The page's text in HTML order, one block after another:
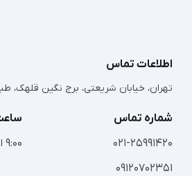
اطلاعات تماس
تهران، خیابان شریعتی، برج نگین قلهک،
شماره تماس
021-25991420
09120702351
9:00 الی 18:00